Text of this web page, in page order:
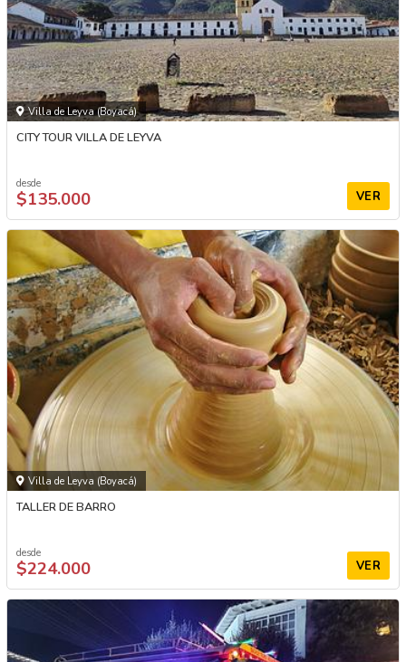
Villa de Leyva (Boyacá)
CITY TOUR VILLA DE LEYVA
desde
$135.000 VER
Villa de Leyva (Boyacá)
TALLER DE BARRO
desde
$224.000 VER